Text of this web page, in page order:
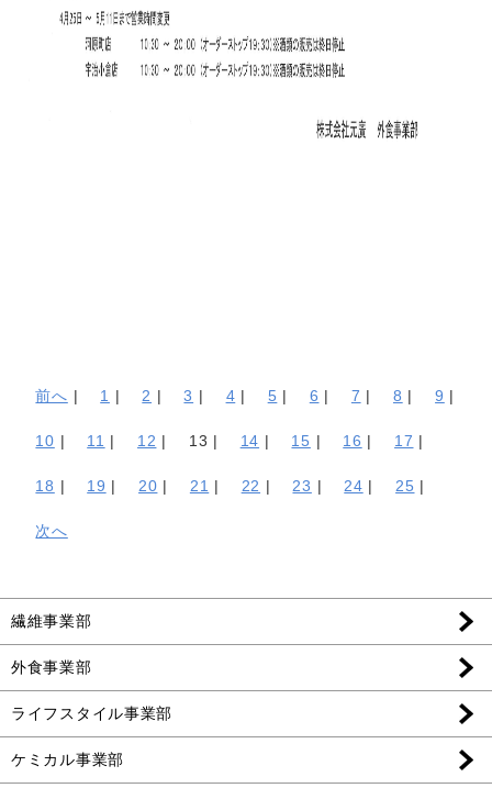
前へ | 1 | 2 | 3 | 4 | 5 | 6 | 7 | 8 | 9 |
10 | 11 | 12 | 13 | 14 | 15 | 16 | 17 |
18 | 19 | 20 | 21 | 22 | 23 | 24 | 25 |
次へ
繊維事業部
外食事業部
ライフスタイル事業部
ケミカル事業部